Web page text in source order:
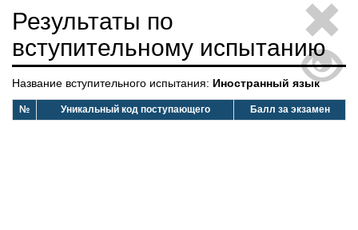
Результаты по
вступительному испытанию
Название вступительного испытания: Иностранный язык
№ Уникальный код поступающего Балл за экзамен